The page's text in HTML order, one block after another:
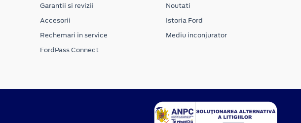
Garantii si revizii
Accesorii
Rechemari in service
FordPass Connect
Noutati
Istoria Ford
Mediu inconjurator